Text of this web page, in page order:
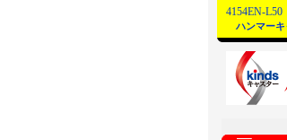
4154EN-L50
ハンマー